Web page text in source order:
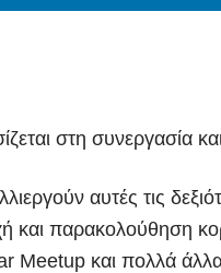
στη συνεργασία
αυτές τις
και παρακολούθηση
Meetup και πολλά
ΧΡΗΣΗΣ